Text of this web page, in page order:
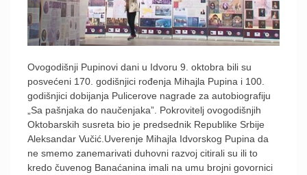
Ovogodišnji Pupinovi dani u Idvoru 9. oktobra bili su
posvećeni 170. godišnjici rođenja Mihajla Pupina i 100.
godišnjici dobijanja Pulicerove nagrade za autobiografiju
„Sa pašnjaka do naučenjaka”. Pokrovitelj ovogodišnjih
Oktobarskih susreta bio je predsednik Republike Srbije
Aleksandar Vučić.Uverenje Mihajla Idvorskog Pupina da
ne smemo zanemarivati duhovni razvoj citirali su ili to
kredo čuvenog Banaćanina imali na umu brojni govornici